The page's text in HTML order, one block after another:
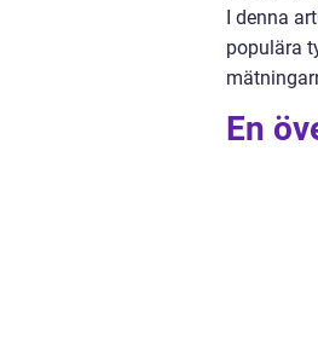
I denna
populära
En